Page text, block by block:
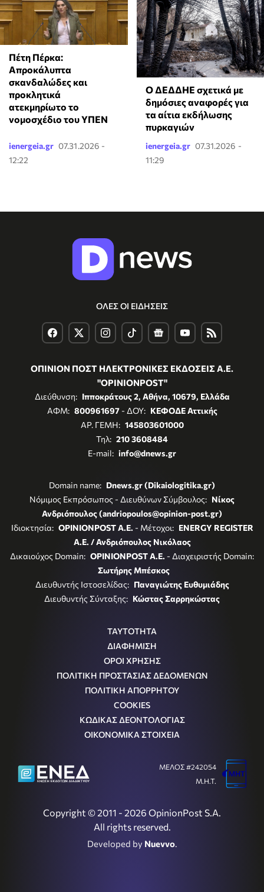
Πέτη Πέρκα:
Απροκάλυπτα
σκανδαλώδες και
προκλητικά
ατεκμηρίωτο το
νομοσχέδιο του ΥΠΕΝ
ienergeia.gr 07.31.2026 -
12:22
Ο ΔΕΔΔΗΕ σχετικά με
δημόσιες αναφορές για
τα αίτια εκδήλωσης
πυρκαγιών
ienergeia.gr 07.31.2026 -
11:29
ΟΛΕΣ ΟΙ ΕΙΔΗΣΕΙΣ
ΟΠΙΝΙΟΝ ΠΟΣΤ ΗΛΕΚΤΡΟΝΙΚΕΣ ΕΚΔΟΣΕΙΣ Α.Ε.
"OPINIONPOST"
Διεύθυνση: Ιπποκράτους 2, Αθήνα, 10679, Ελλάδα
ΑΦΜ: 800961697- ΔΟΥ: ΚΕΦΟΔΕ Αττικής
ΑΡ. ΓΕΜΗ: 145803601000
Τηλ: 210 3608484
E-mail: info@dnews.gr
Domain name: Dnews.gr (Dikaiologitika.gr)
Νόμιμος Εκπρόσωπος - Διευθύνων Σύμβουλος: Νίκος
Ανδριόπουλος (andriopoulos@opinion-post.gr)
Ιδιοκτησία: OPINIONPOST A.E. - Μέτοχοι: ENERGY REGISTER
Α.Ε. / Ανδριόπουλος Νικόλαος
Δικαιούχος Domain: OPINIONPOST A.E. - Διαχειριστής Domain:
Σωτήρης Μπέσκος
Διευθυντής Ιστοσελίδας: Παναγιώτης Ευθυμιάδης
Διευθυντής Σύνταξης: Κώστας Σαρρηκώστας
ΤΑΥΤΟΤΗΤΑ
ΔΙΑΦΗΜΙΣΗ
ΟΡΟΙ ΧΡΗΣΗΣ
ΠΟΛΙΤΙΚΗ ΠΡΟΣΤΑΣΙΑΣ ΔΕΔΟΜΕΝΩΝ
ΠΟΛΙΤΙΚΗ ΑΠΟΡΡΗΤΟΥ
COOKIES
ΚΩΔΙΚΑΣ ΔΕΟΝΤΟΛΟΓΙΑΣ
ΟΙΚΟΝΟΜΙΚΑ ΣΤΟΙΧΕΙΑ
Copyright © 2011 - 2026 OpinionPost S.A.
All rights reserved.
Developed by Nuevvo.
ΜΕΛΟΣ #242054
Μ.Η.Τ.